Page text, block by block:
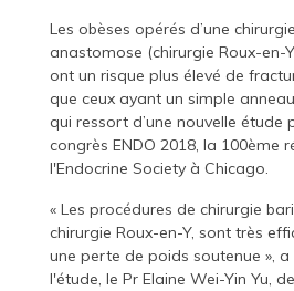
Les obèses opérés d’une
anastomose (chirurgie Roux-en-
ont un risque plus élevé de
que ceux ayant un simple
qui ressort d’une nouvelle étude
congrès ENDO 2018, la 100ème
l'Endocrine Society à Chicago.
« Les procédures de chirurgie
chirurgie Roux-en-Y, sont très
une perte de poids soutenue »,
l'étude, le Pr Elaine Wei-Yin Yu,